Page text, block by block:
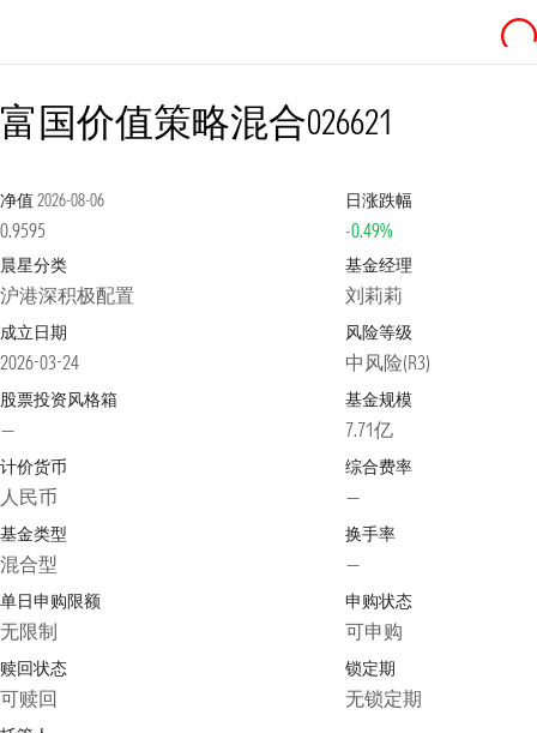
富国价值策略混合026621
净值 2026-08-06
0.9595
日涨跌幅
-0.49%
晨星分类
沪港深积极配置
基金经理
刘莉莉
成立日期
2026-03-24
风险等级
中风险(R3)
股票投资风格箱
—
基金规模
7.71亿
计价货币
人民币
综合费率
—
基金类型
混合型
换手率
—
单日申购限额
无限制
申购状态
可申购
赎回状态
可赎回
锁定期
无锁定期